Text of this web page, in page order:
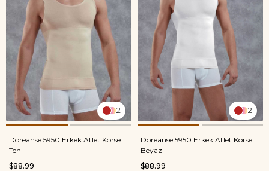
2
Doreanse 5950 Erkek Atlet Korse
Ten
$88.99
2
Doreanse 5950 Erkek Atlet Korse
Beyaz
$88.99